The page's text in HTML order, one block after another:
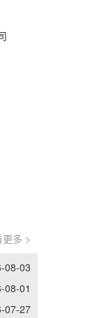
更多 >
08-03
08-01
07-27